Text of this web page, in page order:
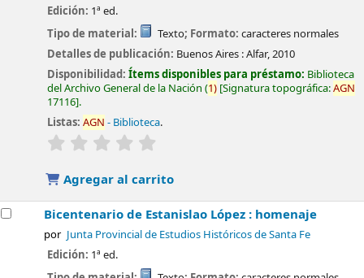
Edición: 1ª ed.
Tipo de material:
Texto; Formato: caracteres normales
Detalles de publicación: Buenos Aires :Alfar,2010
Disponibilidad:Ítems disponibles para préstamo: Biblioteca
del Archivo General de la Nación (1) Signatura topográfica:AGN
17116 .
Listas: AGN - Biblioteca.
valoración
Agregar al carrito
Bicentenario de Estanislao López : homenaje
por Junta Provincial de Estudios Históricos de Santa Fe
Edición: 1ª ed.